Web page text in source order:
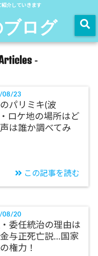
紹介していきます
ログ
-
23
パリミキ(波
ロケ地の場所はど
は誰か調べてみ
この記事を読む
20
委任統治の理由は
与正死亡説…国家
権力！